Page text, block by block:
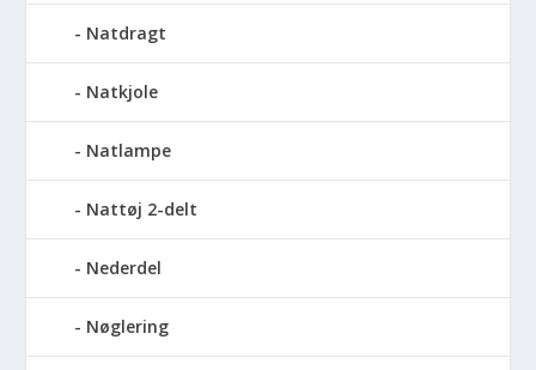
Natdragt
Natkjole
Natlampe
Nattøj 2-delt
Nederdel
Nøglering